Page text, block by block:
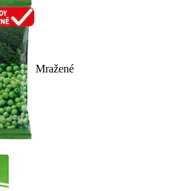
Mražené